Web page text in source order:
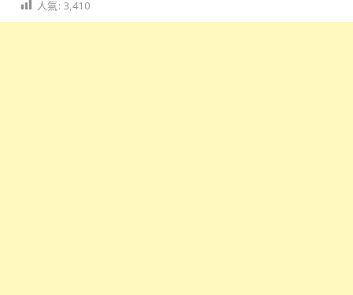
人氣: 3,410